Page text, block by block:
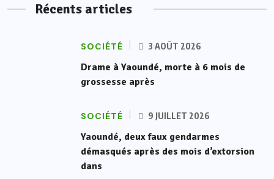
Récents articles
SOCIÉTÉ 3 AOÛT 2026
Drame à Yaoundé, morte à 6 mois de
grossesse après
SOCIÉTÉ 9 JUILLET 2026
Yaoundé, deux faux gendarmes
démasqués après des mois d’extorsion
dans